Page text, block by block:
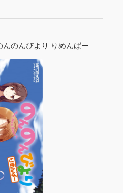
のんびより りめんばー